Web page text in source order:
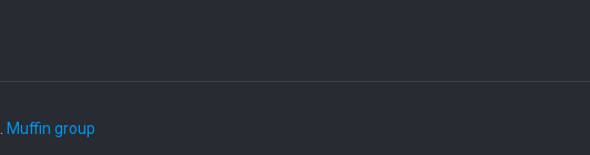
Muffin group